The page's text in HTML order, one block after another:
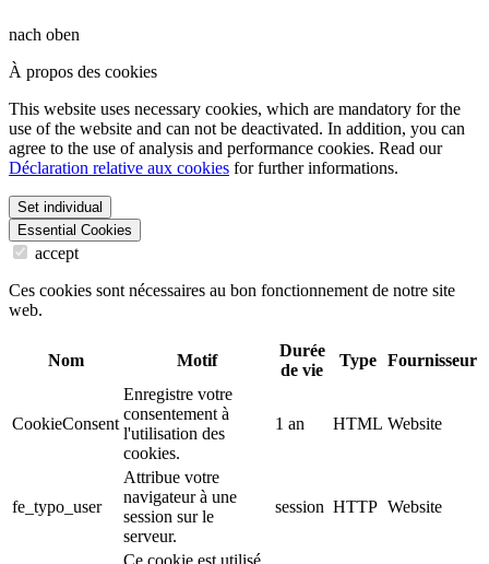
nach oben
À propos des cookies
This website uses necessary cookies, which are mandatory for the
use of the website and can not be deactivated. In addition, you can
agree to the use of analysis and performance cookies. Read our
Déclaration relative aux cookies for further informations.
Set individual
Essential Cookies
accept
Ces cookies sont nécessaires au bon fonctionnement de notre site
web.
Nom Motif
Durée
de vie
Type Fournisseur
CookieConsent
Enregistre votre
consentement à
l'utilisation des
cookies.
1 an HTML Website
fe_typo_user
Attribue votre
navigateur à une
session sur le
serveur.
session HTTP Website